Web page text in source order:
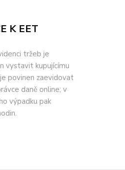
K EET
tržeb je
vystavit kupujícímu
povinen zaevidovat
daně online; v
výpadku pak